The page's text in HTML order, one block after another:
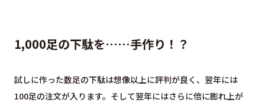
1,000足の下駄を……手作り！？
試しに作った数足の下駄は想像以上に評判が良く、翌年には
100足の注文が入ります。そして翌年にはさらに倍に膨れ上が